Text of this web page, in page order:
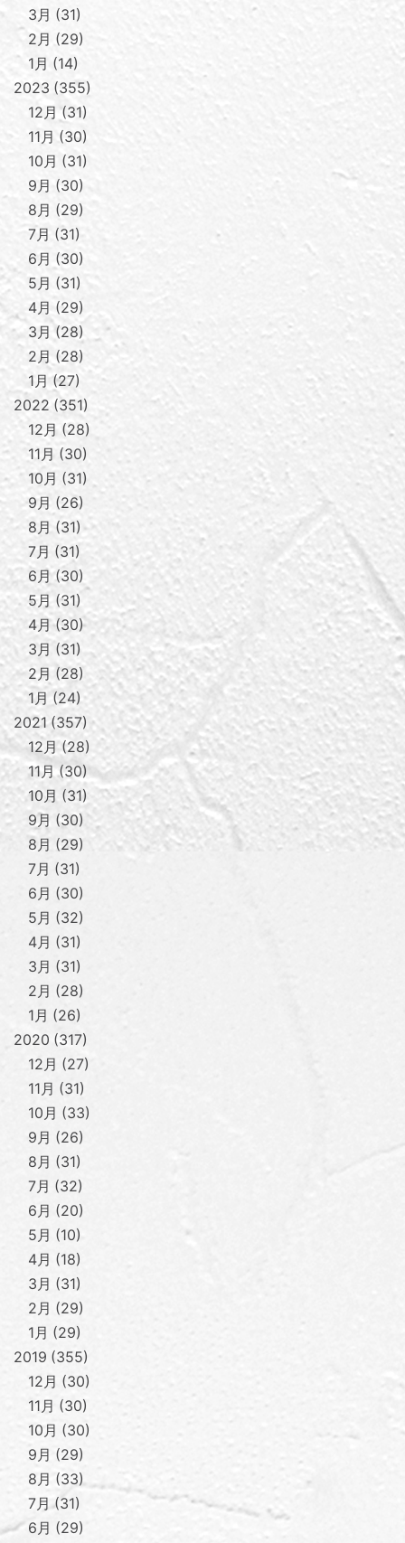
3月
31
2月
29
1月
14
2023 355
12月
31
11月
30
10月
31
9月
30
8月
29
7月
31
6月
30
5月
31
4月
29
3月
28
2月
28
1月
27
2022 351
12月 28
11月
30
10月
31
9月
26
8月
31
7月
31
6月 30
5月
31
4月 30
3月
31
2月
28
1月
24
2021 357
12月
28
11月 30
10月
31
9月
30
8月
29
7月
31
6月
30
5月
32
4月
31
3月
31
2月
28
1月
26
2020 317
12月
27
11月
31
10月
33
9月
26
8月
31
7月
32
6月
20
5月
10
4月
18
3月
31
2月
29
1月
29
2019 355
12月
30
11月
30
10月
30
9月
29
8月
33
7月
31
6月
29